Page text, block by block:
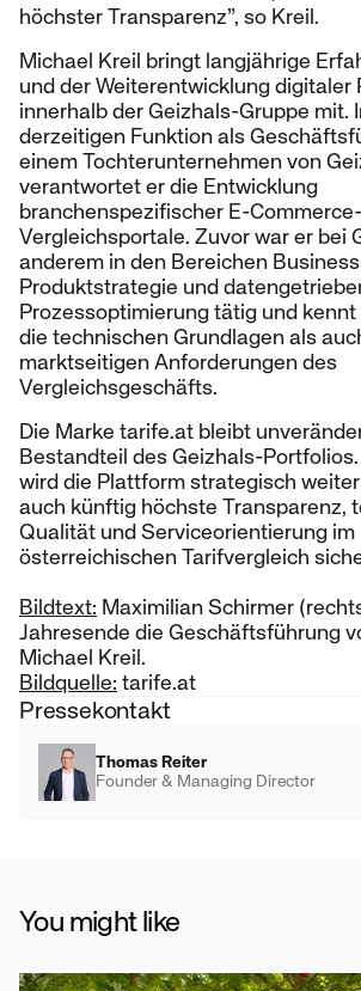
höchster Transparenz”, so Kreil.
Michael Kreil bringt langjährige
und der Weiterentwicklung digitaler
innerhalb der Geizhals-Gruppe mit.
derzeitigen Funktion als
einem Tochterunternehmen von
verantwortet er die Entwicklung
branchenspezifischer E-Commerce-
Vergleichsportale. Zuvor war er bei
anderem in den Bereichen
Produktstrategie und
Prozessoptimierung tätig und
die technischen Grundlagen als
marktseitigen Anforderungen des
Vergleichsgeschäfts.
Die Marke tarife.at bleibt
Bestandteil des Geizhals-
wird die Plattform strategisch
auch künftig höchste Transparenz,
Qualität und Serviceorientierung im
österreichischen Tarifvergleich
Bildtext: Maximilian Schirmer
Jahresende die Geschäftsführung
Michael Kreil.
Bildquelle: tarife.at
Pressekontakt
Thomas Reiter
Founder & Managing Director
You might like